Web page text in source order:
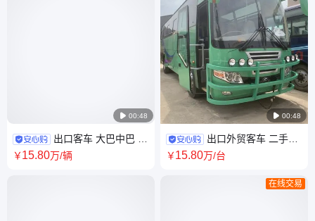
 00:48
出口客车 大巴中巴 国
三国五 柴油 新能源纯电动 右舵
￥15.80万/辆
 00:48
出口外贸客车 二手再
制造大巴中巴 公路客运通勤 国
￥15.80万/台
在线交易